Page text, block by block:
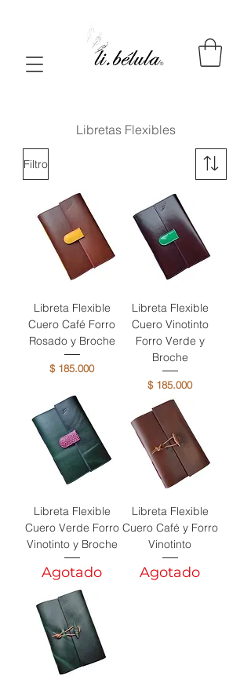
Libretas Flexibles
Filtro
Libreta Flexible
Cuero Café Forro
Rosado y Broche
Precio
$ 185.000
Libreta Flexible
Cuero Vinotinto
Forro Verde y
Broche
Precio
$ 185.000
Libreta Flexible
Cuero Verde Forro
Vinotinto y Broche
Agotado
Libreta Flexible
Cuero Café y Forro
Vinotinto
Agotado